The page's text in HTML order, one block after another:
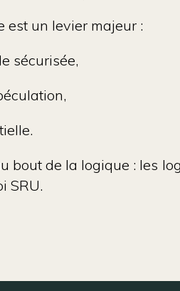
est un levier majeur :
sécurisée,
bout de la logique : les
SRU.